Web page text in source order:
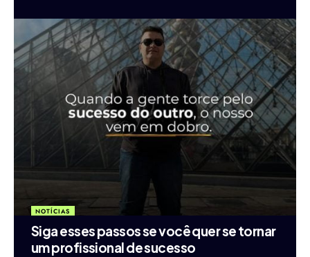
NOTÍCIAS
Siga esses passos se você quer se tornar
um profissional de sucesso